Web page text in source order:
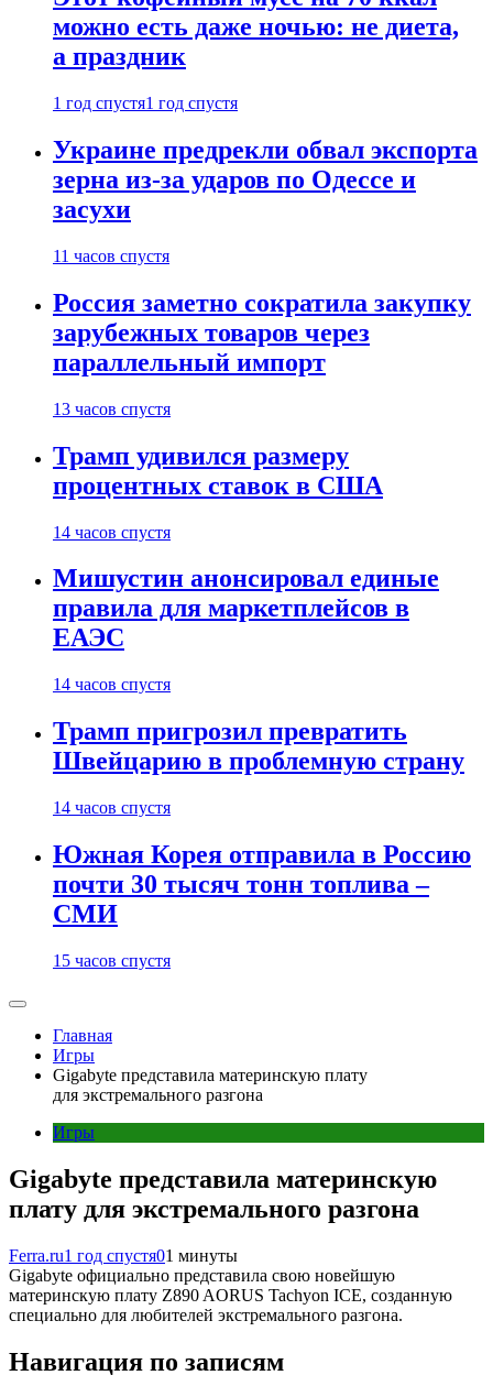
можно есть даже ночью: не диета,
а праздник
1 год спустя1 год спустя
Украине предрекли обвал экспорта
зерна из-за ударов по Одессе и
засухи
11 часов спустя
Россия заметно сократила закупку
зарубежных товаров через
параллельный импорт
13 часов спустя
Трамп удивился размеру
процентных ставок в США
14 часов спустя
Мишустин анонсировал единые
правила для маркетплейсов в
ЕАЭС
14 часов спустя
Трамп пригрозил превратить
Швейцарию в проблемную страну
14 часов спустя
Южная Корея отправила в Россию
почти 30 тысяч тонн топлива –
СМИ
15 часов спустя
Главная
Игры
Gigabyte представила материнскую плату
для экстремального разгона
Игры
Gigabyte представила материнскую
плату для экстремального разгона
Ferra.ru1 год спустя01 минуты
Gigabyte официально представила свою новейшую
материнскую плату Z890 AORUS Tachyon ICE, созданную
специально для любителей экстремального разгона.
Навигация по записям